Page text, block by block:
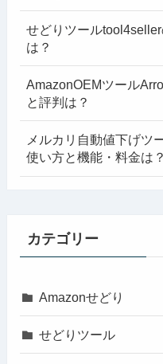
せどりツール
は？
AmazonOEMツール
と評判は？
メルカリ自動値下げツ
使い方と機能・料金は？
カテゴリー
Amazonせどり
せどりツール